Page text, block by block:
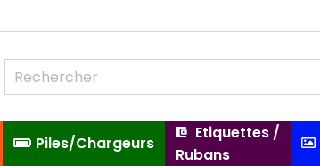
Piles/Chargeurs
Etiquettes /
Rubans